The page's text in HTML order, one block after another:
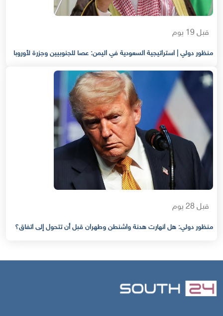
قبل 19 يوم
منظور دولي | استراتيجية السعودية في اليمن: عصا للجنوبيين وجزرة لأوروبا
قبل 28 يوم
منظور دولي: هل انهارت هدنة واشنطن وطهران قبل أن تتحول إلى اتفاق؟